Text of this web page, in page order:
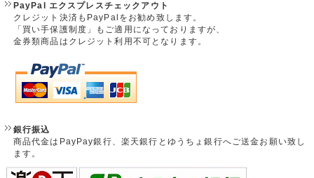
PayPal エクスプレスチェックアウト
クレジット決済もPayPalをお勧め致します。
「買い手保護制度」もご適用になっておりますが、
金券類商品はクレジット利用不可となります。
銀行振込
商品代金はPayPay銀行、楽天銀行とゆうちょ銀行へご送金お願い致し
ます。